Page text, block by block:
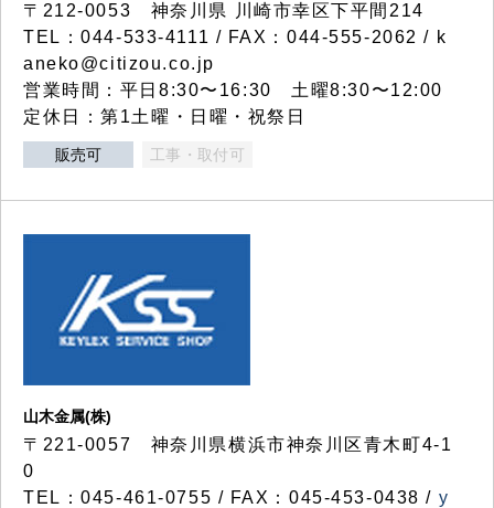
〒212-0053 神奈川県 川崎市幸区下平間214
TEL：044-533-4111 / FAX：044-555-2062 / k
aneko@citizou.co.jp
営業時間：平日8:30〜16:30 土曜8:30〜12:00
定休日：第1土曜・日曜・祝祭日
販売可 工事・取付可
山木金属(株)
〒221-0057 神奈川県横浜市神奈川区青木町4-1
0
TEL：045-461-0755 / FAX：045-453-0438 / y